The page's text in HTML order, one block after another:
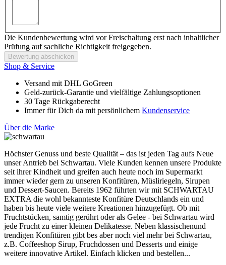
Die Kundenbewertung wird vor Freischaltung erst nach inhaltlicher
Prüfung auf sachliche Richtigkeit freigegeben.
Bewertung abschicken
Shop & Service
Versand mit DHL GoGreen
Geld-zurück-Garantie und vielfältige Zahlungsoptionen
30 Tage Rückgaberecht
Immer für Dich da mit persönlichem Kundenservice
Über die Marke
Höchster Genuss und beste Qualität – das ist jeden Tag aufs Neue
unser Antrieb bei Schwartau. Viele Kunden kennen unsere Produkte
seit ihrer Kindheit und greifen auch heute noch im Supermarkt
immer wieder gern zu unseren Konfitüren, Müsliriegeln, Sirupen
und Dessert-Saucen. Bereits 1962 führten wir mit SCHWARTAU
EXTRA die wohl bekannteste Konfitüre Deutschlands ein und
haben bis heute viele weitere Kreationen hinzugefügt. Ob mit
Fruchtstücken, samtig gerührt oder als Gelee - bei Schwartau wird
jede Frucht zu einer kleinen Delikatesse. Neben klassischenund
trendigen Konfitüren gibt bes aber noch viel mehr bei Schwartau,
z.B. Coffeeshop Sirup, Fruchdossen und Desserts und einige
weitere innovative Artikel. Einfach klicken und bestellen...